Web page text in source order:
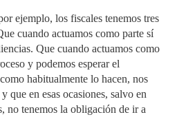
ejemplo, los fiscales tenemos tres
cuando actuamos como parte sí
Que cuando actuamos como
y podemos esperar el
habitualmente lo hacen, nos
que en esas ocasiones, salvo en
no tenemos la obligación de ir a